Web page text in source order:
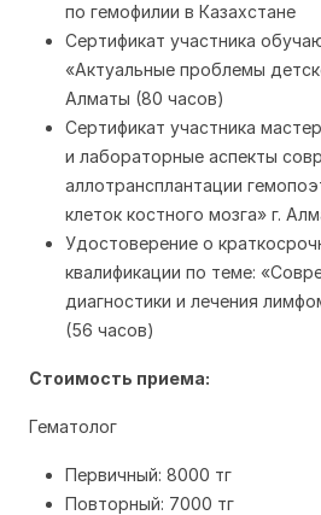
по гемофилии в Казахстане
Сертификат участника
«Актуальные проблемы
Алматы (80 часов)
Сертификат участника
и лабораторные аспекты
аллотрансплантации
клеток костного мозга» г.
Удостоверение о
квалификации по теме:
диагностики и лечения
(56 часов)
Стоимость приема:
Гематолог
Первичный: 8000 тг
Повторный: 7000 тг